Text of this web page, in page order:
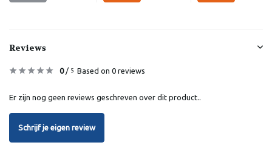
Reviews
0/ 5 Based on 0 reviews
Er zijn nog geen reviews geschreven over dit product..
Schrijf je eigen review